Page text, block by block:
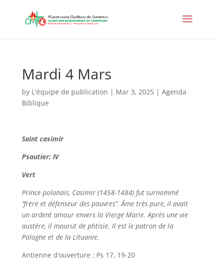
Mardi 4 Mars
by L'équipe de publication | Mar 3, 2025| Agenda
Biblique
Saint casimir
Psautier: IV
Vert
Prince polonais, Casimir (1458-1484) fut surnommé
‘’frère et défenseur des pauvres’’. Âme très pure, il avait
un ardent amour envers la Vierge Marie. Après une vie
austère, il mourut de phtisie. Il est le patron de la
Pologne et de la Lituanie.
Antienne d’ouverture : Ps 17, 19-20